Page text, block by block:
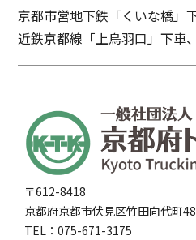
〒612-8418
京都府京都市伏見区竹田向代町
TEL：075-671-3175
京都市営地下鉄「くいな橋」
近鉄京都線「上鳥羽口」下車